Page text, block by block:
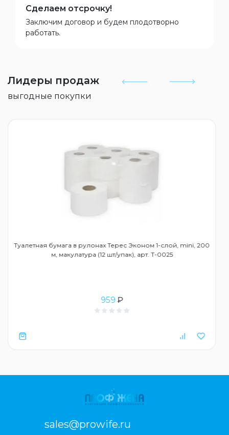
Сделаем отсрочку!
Заключим договор и будем плодотворно
работать.
Лидеры продаж
выгодные покупки
Туалетная бумага в рулонах Терес Эконом 1-слой, mini, 200
м, макулатура (12 шт/упак), арт. Т-0025
959₽
sales@prowife.ru